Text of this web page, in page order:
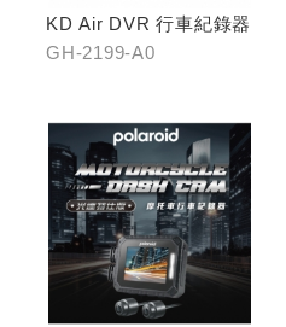
KD Air DVR 行車紀錄器
GH-2199-A0